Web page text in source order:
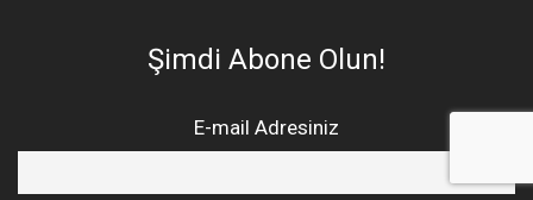
Şimdi Abone Olun!
E-mail Adresiniz